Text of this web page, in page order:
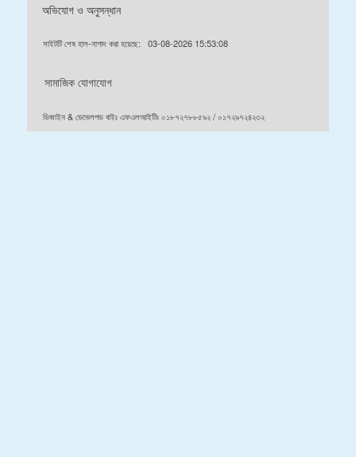
অভিযোগ ও অনুসন্ধান
সাইটটি শেষ হাল-নাগাদ করা হয়েছে: 03-08-2026 15:53:08
সামাজিক যোগাযোগ
ডিজাইন & ডেভেলপড বাইঃ এফএলআইটিঃ ০১৮৭২৭৮৮৫৯২ / ০১৭২৯৭২৪২৩২